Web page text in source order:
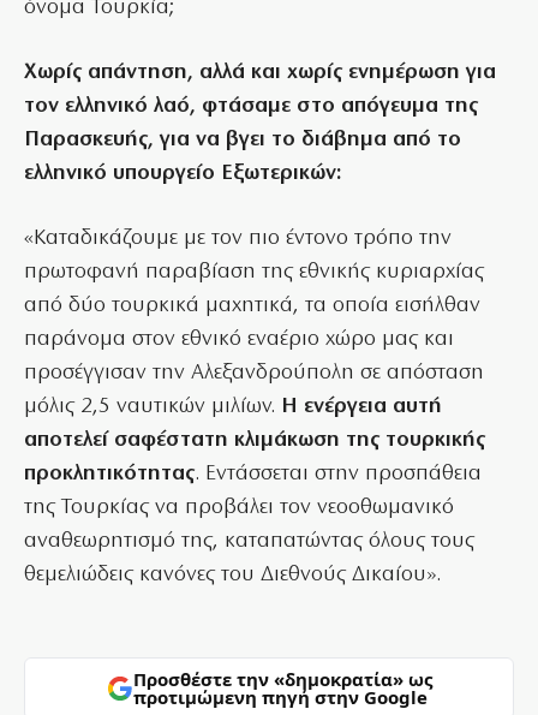
όνομα Τουρκία;
Χωρίς απάντηση, αλλά και χωρίς ενημέρωση για
τον ελληνικό λαό, φτάσαμε στο απόγευμα της
Παρασκευής, για να βγει το διάβημα από το
ελληνικό υπουργείο Εξωτερικών:
«Καταδικάζουμε με τον πιο έντονο τρόπο την
πρωτοφανή παραβίαση της εθνικής κυριαρχίας
από δύο τουρκικά μαχητικά, τα οποία εισήλθαν
παράνομα στον εθνικό εναέριο χώρο μας και
προσέγγισαν την Αλεξανδρούπολη σε απόσταση
μόλις 2,5 ναυτικών μιλίων. Η ενέργεια αυτή
αποτελεί σαφέστατη κλιμάκωση της τουρκικής
προκλητικότητας. Εντάσσεται στην προσπάθεια
της Τουρκίας να προβάλει τον νεοοθωμανικό
αναθεωρητισμό της, καταπατώντας όλους τους
θεμελιώδεις κανόνες του Διεθνούς Δικαίου».
Προσθέστε την «δημοκρατία» ως
προτιμώμενη πηγή στην Google